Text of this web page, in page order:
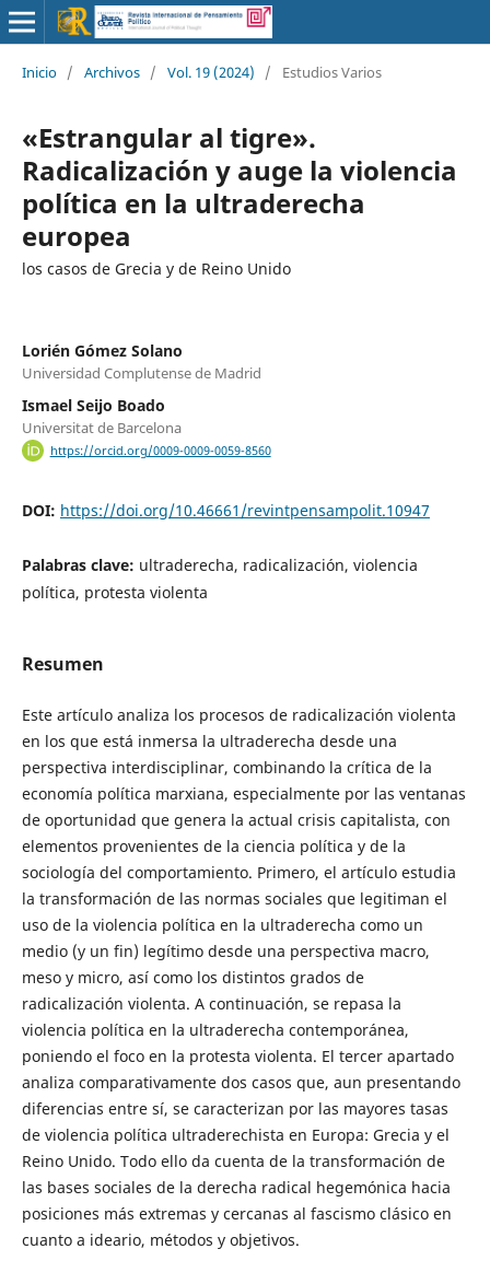
Inicio / Archivos / Vol. 19 (2024) / Estudios Varios
«Estrangular al tigre».
Radicalización y auge la violencia
política en la ultraderecha
europea
los casos de Grecia y de Reino Unido
Lorién Gómez Solano
Universidad Complutense de Madrid
Ismael Seijo Boado
Universitat de Barcelona
https://orcid.org/0009-0009-0059-8560
DOI: https://doi.org/10.46661/revintpensampolit.10947
Palabras clave: ultraderecha, radicalización, violencia
política, protesta violenta
Resumen
Este artículo analiza los procesos de radicalización violenta
en los que está inmersa la ultraderecha desde una
perspectiva interdisciplinar, combinando la crítica de la
economía política marxiana, especialmente por las ventanas
de oportunidad que genera la actual crisis capitalista, con
elementos provenientes de la ciencia política y de la
sociología del comportamiento. Primero, el artículo estudia
la transformación de las normas sociales que legitiman el
uso de la violencia política en la ultraderecha como un
medio (y un fin) legítimo desde una perspectiva macro,
meso y micro, así como los distintos grados de
radicalización violenta. A continuación, se repasa la
violencia política en la ultraderecha contemporánea,
poniendo el foco en la protesta violenta. El tercer apartado
analiza comparativamente dos casos que, aun presentando
diferencias entre sí, se caracterizan por las mayores tasas
de violencia política ultraderechista en Europa: Grecia y el
Reino Unido. Todo ello da cuenta de la transformación de
las bases sociales de la derecha radical hegemónica hacia
posiciones más extremas y cercanas al fascismo clásico en
cuanto a ideario, métodos y objetivos.